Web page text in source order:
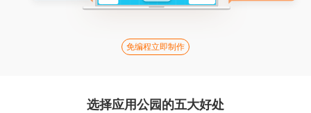
免编程立即制作
选择应用公园的五大好处